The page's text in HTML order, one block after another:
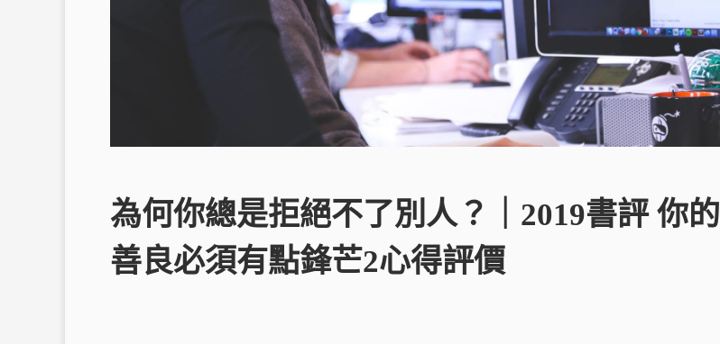
為何你總是拒絕不了別人？｜2019書評 你的
善良必須有點鋒芒2心得評價